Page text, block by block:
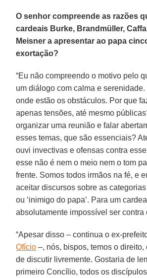
O senhor compreende as razões
cardeais Burke, Brandmüller,
Meisner a apresentar ao papa
exortação?
“Eu não compreendo o motivo pelo
um diálogo com calma e
onde estão os obstáculos. Por que
apenas tensões, até mesmo
organizar uma reunião e falar
esses temas, que são essenciais?
ouvi invectivas e ofensas contra
esse não é nem o meio nem o tom
frente. Somos todos irmãos na fé, e
aceitar discursos sobre as categorias
ou ‘inimigo do papa’. Para um
absolutamente impossível ser contra
“Apesar disso – continua o ex-
Ofício –, nós, bispos, temos o direito,
de discutir livremente. Gostaria de
primeiro Concílio, todos os